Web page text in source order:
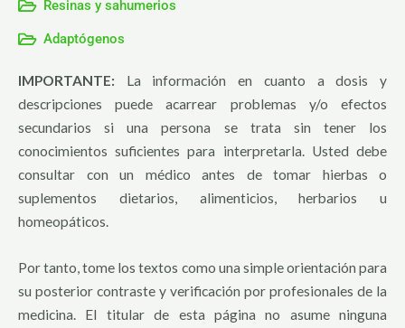
Resinas y sahumerios
Adaptógenos
IMPORTANTE: La información en cuanto a dosis y
descripciones puede acarrear problemas y/o efectos
secundarios si una persona se trata sin tener los
conocimientos suficientes para interpretarla. Usted debe
consultar con un médico antes de tomar hierbas o
suplementos dietarios, alimenticios, herbarios u
homeopáticos.
Por tanto, tome los textos como una simple orientación para
su posterior contraste y verificación por profesionales de la
medicina. El titular de esta página no asume ninguna